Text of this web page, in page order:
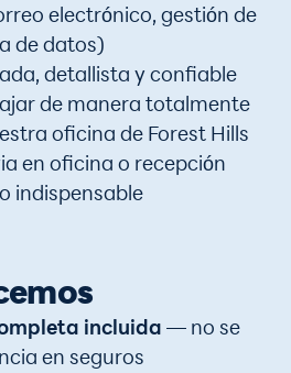
electrónico, gestión de
de datos)
detallista y confiable
de manera totalmente
oficina de Forest Hills
en oficina o recepción
indispensable
incluida — no se
en seguros